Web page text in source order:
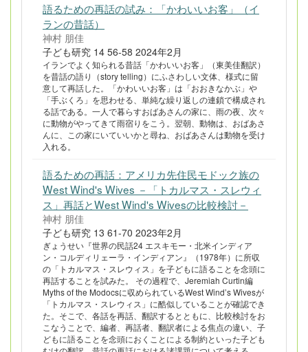
語るための再話の試み：「かわいいお客」（イ
ランの昔話）
神村 朋佳
子ども研究 14 56-58 2024年2月
イランでよく知られる昔話「かわいいお客」（東美佳翻訳）
を昔話の語り（story telling）にふさわしい文体、様式に留
意して再話した。「かわいいお客」は「おおきなかぶ」や
「手ぶくろ」を思わせる、単純な繰り返しの連鎖で構成され
る話である。一人で暮らすおばあさんの家に、雨の夜、次々
に動物がやってきて雨宿りをこう。翌朝、動物は、おばあさ
んに、この家にいていいかと尋ね、おばあさんは動物を受け
入れる。
語るための再話：アメリカ先住民モドック族の
West Wind's Wives －「トカルマス・スレウィ
ス」再話とWest Wind's Wivesの比較検討－
神村 朋佳
子ども研究 13 61-70 2023年2月
ぎょうせい『世界の民話24 エスキモー・北米インディア
ン・コルディリェーラ・インディアン』（1978年）に所収
の「トカルマス・スレウィス」を子どもに語ることを念頭に
再話することを試みた。 その過程で、Jeremiah Curtin編
Myths of the Modocsに収められているWest Wind’s Wivesが
「トカルマス・スレウィス」に酷似していることが確認でき
た。そこで、各話を再話、翻訳するとともに、比較検討をお
こなうことで、編者、再話者、翻訳者による焦点の違い、子
どもに語ることを念頭におくことによる制約といった子ども